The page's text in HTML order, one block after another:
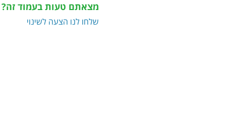
מצאתם טעות בעמוד זה?
שלחו לנו הצעה לשינוי